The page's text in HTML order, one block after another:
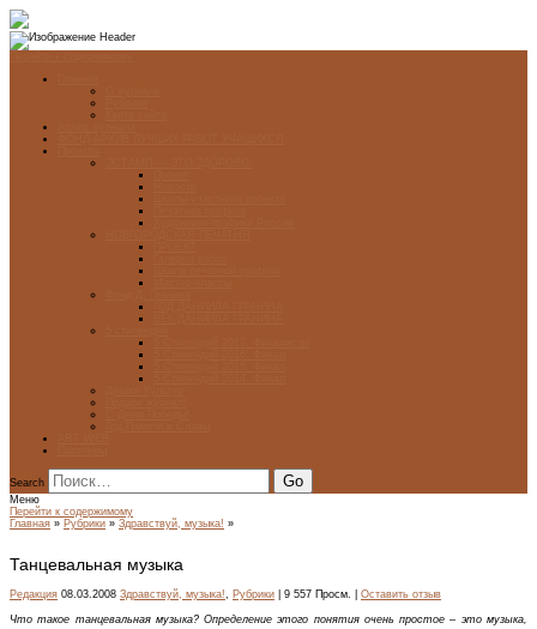
Search
Меню
Перейти к содержимому
Главная » Рубрики » Здравствуй, музыка! »
Танцевальная музыка
Редакция 08.03.2008 Здравствуй, музыка!, Рубрики | 9 557 Просм. | Оставить отзыв
Что такое танцевальная музыка? Определение этого понятия очень простое – это музыка,